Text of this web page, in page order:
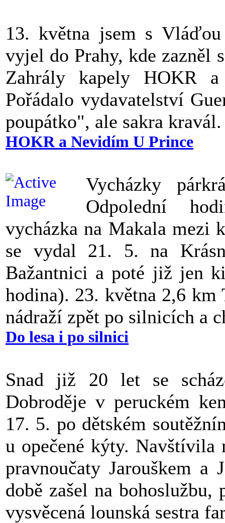
13. května jsem s
vyjel do Prahy, kde zazněl
Zahrály kapely HOKR
Pořádalo vydavatelství
poupátko", ale sakra kravál.
HOKR a Nevidím U Prince
Vycházky
Odpolední
vycházka na Makala mezi
se vydal 21. 5. na
Bažantnici a poté již jen
hodina). 23. května 2,6 km
nádraží zpět po silnicích a
Do lesa i po silnici
Snad již 20 let se
Dobroděje v peruckém
17. 5. po dětském
u opečené kýty.
pravnoučaty Jarouškem
době zašel na
vysvěcená lounská sestra